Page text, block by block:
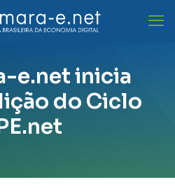
e.net inicia
do Ciclo